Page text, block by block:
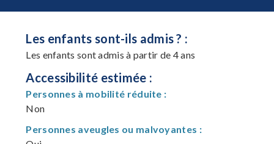
Les enfants sont-ils admis ? :
Les enfants sont admis à partir de 4 ans
Accessibilité estimée :
Personnes à mobilité réduite :
Non
Personnes aveugles ou malvoyantes :